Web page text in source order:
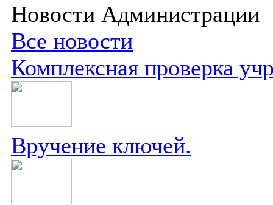
Новости Администрации
Все новости
Комплексная проверка
Вручение ключей.